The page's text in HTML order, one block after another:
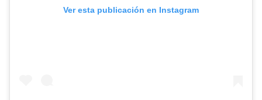
Ver esta publicación en Instagram